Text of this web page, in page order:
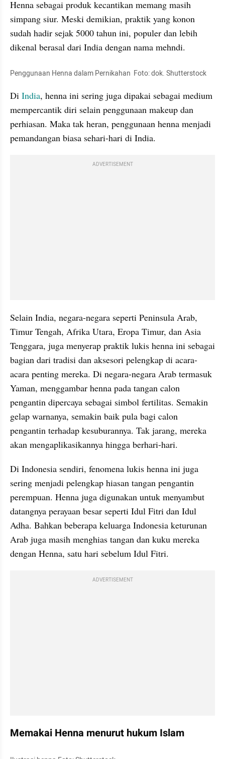
Henna sebagai produk kecantikan memang masih
simpang siur. Meski demikian, praktik yang konon
sudah hadir sejak 5000 tahun ini, populer dan lebih
dikenal berasal dari India dengan nama mehndi.
Penggunaan Henna dalam Pernikahan  Foto: dok. Shutterstock
Di India, henna ini sering juga dipakai sebagai medium
mempercantik diri selain penggunaan makeup dan
perhiasan. Maka tak heran, penggunaan henna menjadi
pemandangan biasa sehari-hari di India.
ADVERTISEMENT
Selain India, negara-negara seperti Peninsula Arab,
Timur Tengah, Afrika Utara, Eropa Timur, dan Asia
Tenggara, juga menyerap praktik lukis henna ini sebagai
bagian dari tradisi dan aksesori pelengkap di acara-
acara penting mereka. Di negara-negara Arab termasuk
Yaman, menggambar henna pada tangan calon
pengantin dipercaya sebagai simbol fertilitas. Semakin
gelap warnanya, semakin baik pula bagi calon
pengantin terhadap kesuburannya. Tak jarang, mereka
akan mengaplikasikannya hingga berhari-hari.
Di Indonesia sendiri, fenomena lukis henna ini juga
sering menjadi pelengkap hiasan tangan pengantin
perempuan. Henna juga digunakan untuk menyambut
datangnya perayaan besar seperti Idul Fitri dan Idul
Adha. Bahkan beberapa keluarga Indonesia keturunan
Arab juga masih menghias tangan dan kuku mereka
dengan Henna, satu hari sebelum Idul Fitri.
ADVERTISEMENT
Memakai Henna menurut hukum Islam